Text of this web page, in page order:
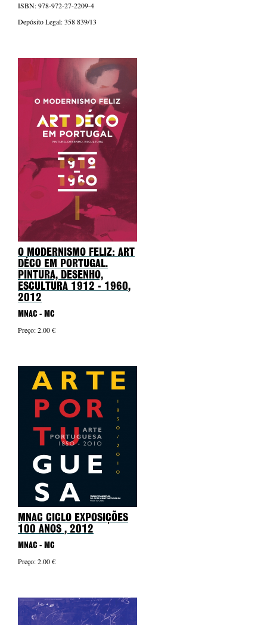
ISBN: 978-972-27-2209-4
Depósito Legal: 358 839/13
O MODERNISMO FELIZ: ART
DÉCO EM PORTUGAL.
PINTURA, DESENHO,
ESCULTURA 1912 - 1960,
2012
MNAC - MC
Preço: 2.00 €
MNAC CICLO EXPOSIÇÕES
100 ANOS , 2012
MNAC - MC
Preço: 2.00 €